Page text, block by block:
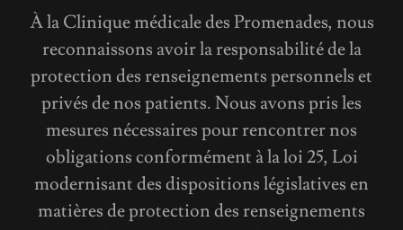
À la Clinique médicale des Promenades, nous
reconnaissons avoir la responsabilité de la
protection des renseignements personnels et
privés de nos patients. Nous avons pris les
mesures nécessaires pour rencontrer nos
obligations conformément à la loi 25, Loi
modernisant des dispositions législatives en
matières de protection des renseignements